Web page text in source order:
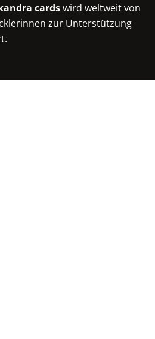
cardswird weltweit von
zur Unterstützung